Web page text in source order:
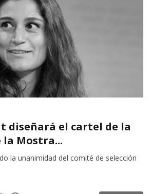
diseñará el cartel de la
la Mostra...
la unanimidad del comité de selección